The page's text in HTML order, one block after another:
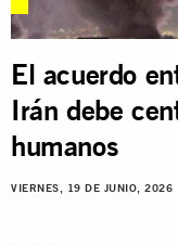
El acuerdo
Irán debe
humanos
VIERNES, 19 DE JUNIO, 2026